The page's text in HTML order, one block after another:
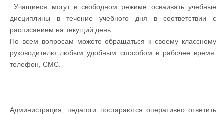
Учащиеся могут в свободном режиме осваивать учебные
дисциплины в течение учебного дня в соответствии с
расписанием на текущий день.
По всем вопросам можете обращаться к своему классному
руководителю любым удобным способом в рабочее время:
телефон, СМС.
Администрация, педагоги постараются оперативно ответить